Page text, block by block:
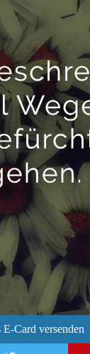
Card versenden